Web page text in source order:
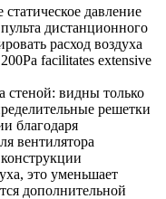
давление
дистанционного
расход воздуха
facilitates extensive
видны только
решетки
благодаря
вентилятора
это уменьшает
дополнительной